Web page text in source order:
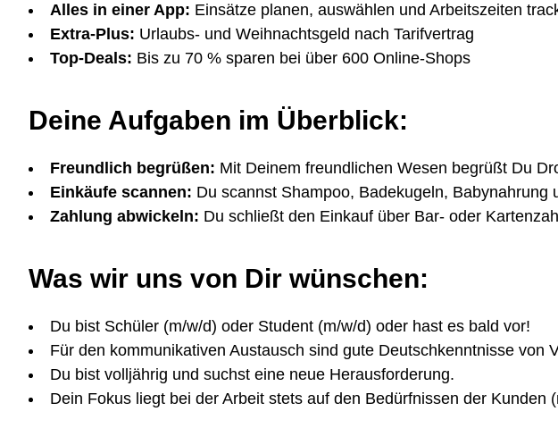
Alles in einer App: Einsätze planen, auswählen und Arbeitszeiten
Extra-Plus: Urlaubs- und Weihnachtsgeld nach Tarifvertrag
Top-Deals: Bis zu 70 % sparen bei über 600 Online-Shops
Deine Aufgaben im Überblick:
Freundlich begrüßen: Mit Deinem freundlichen Wesen begrüßt Du
Einkäufe scannen: Du scannst Shampoo, Badekugeln,
Zahlung abwickeln: Du schließt den Einkauf über Bar- oder
Was wir uns von Dir wünschen:
Du bist Schüler (m/w/d) oder Student (m/w/d) oder hast es bald vor!
Für den kommunikativen Austausch sind gute Deutschkenntnisse von
Du bist volljährig und suchst eine neue Herausforderung.
Dein Fokus liegt bei der Arbeit stets auf den Bedürfnissen der Kunden